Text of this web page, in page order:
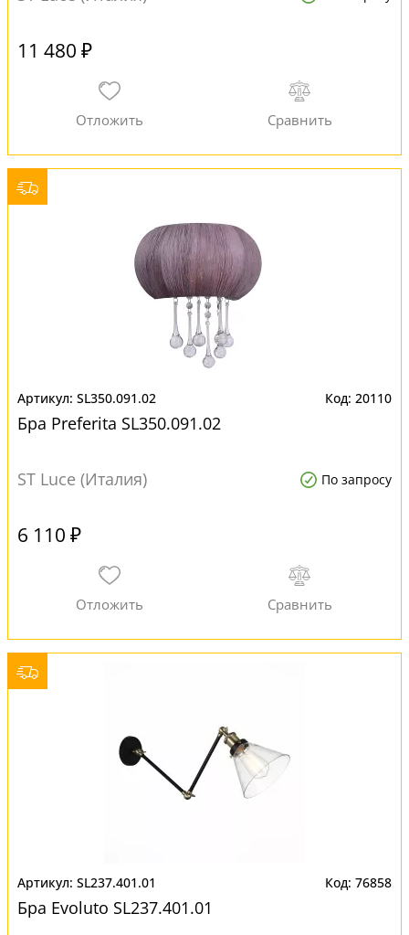
11 480 ₽
SL350.091.02 20110
Бра Preferita SL350.091.02
ST Luce (Италия) По запросу
6 110 ₽
SL237.401.01 76858
Бра Evoluto SL237.401.01